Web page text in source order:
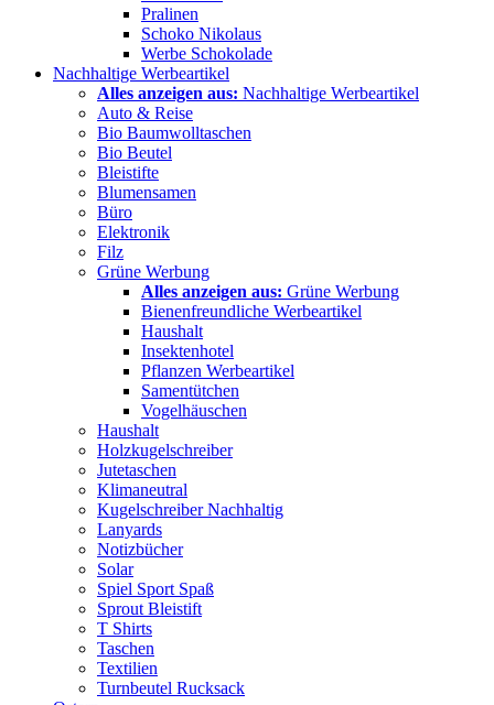
Pralinen
Schoko Nikolaus
Werbe Schokolade
Nachhaltige Werbeartikel
Alles anzeigen aus: Nachhaltige Werbeartikel
Auto & Reise
Bio Baumwolltaschen
Bio Beutel
Bleistifte
Blumensamen
Büro
Elektronik
Filz
Grüne Werbung
Alles anzeigen aus: Grüne Werbung
Bienenfreundliche Werbeartikel
Haushalt
Insektenhotel
Pflanzen Werbeartikel
Samentütchen
Vogelhäuschen
Haushalt
Holzkugelschreiber
Jutetaschen
Klimaneutral
Kugelschreiber Nachhaltig
Lanyards
Notizbücher
Solar
Spiel Sport Spaß
Sprout Bleistift
T Shirts
Taschen
Textilien
Turnbeutel Rucksack